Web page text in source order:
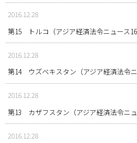
2016.12.28
第15 トルコ（アジア経済法令ニュース16-
2016.12.28
第14 ウズベキスタン（アジア経済法令ニ
2016.12.28
第13 カザフスタン（アジア経済法令ニュ
2016.12.28